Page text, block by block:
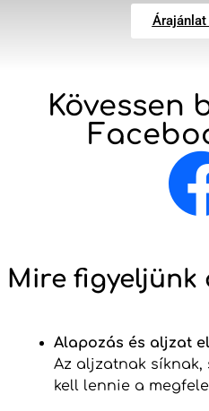
Kövessen
Mire figyeljünk
Alapozás és aljzat
Az aljzatnak síknak,
kell lennie a